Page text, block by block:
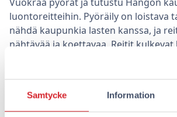
Samtycke Information
luontoreitteihin. Pyöräily on loistava
nähdä kaupunkia lasten kanssa, ja
nähtävää ja koettavaa. Reitit
rantojen ja metsien halki, ja ne
Pyöräily on paitsi hauskaa, myös
tapa tutustua uuteen kaupunkiin. Se